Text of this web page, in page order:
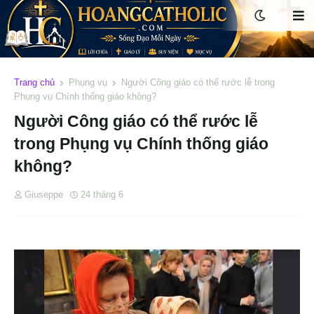
Trang chủ Phụng vụ
Người Công giáo có thể rước lễ trong
Phụng vụ Chính thống giáo không?
Người Công giáo có thể rước lễ
trong Phụng vụ Chính thống giáo
không?
Giuseppe 24 tháng 6